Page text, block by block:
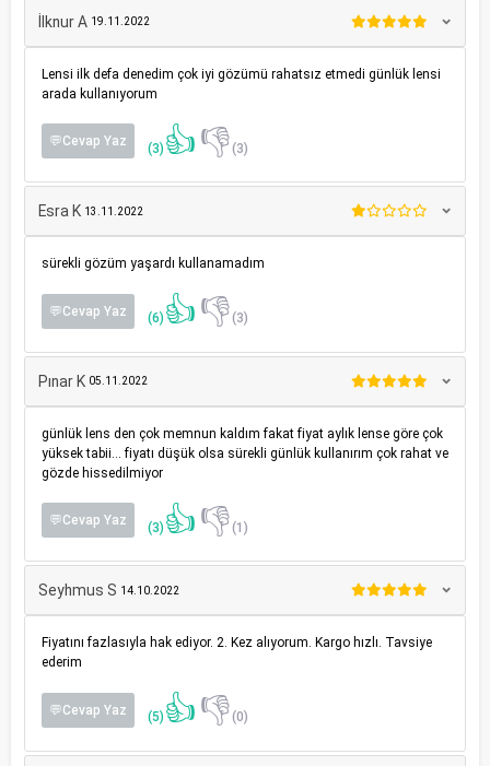
İlknur A 19.11.2022
Lensi ilk defa denedim çok iyi gözümü rahatsız etmedi günlük lensi
arada kullanıyorum
💬Cevap Yaz (3) 👍👎(3)
Esra K 13.11.2022
sürekli gözüm yaşardı kullanamadım
💬Cevap Yaz (6) 👍👎(3)
Pınar K 05.11.2022
günlük lens den çok memnun kaldım fakat fiyat aylık lense göre çok
yüksek tabii… fiyatı düşük olsa sürekli günlük kullanırım çok rahat ve
gözde hissedilmiyor
💬Cevap Yaz (3) 👍👎(1)
Seyhmus S 14.10.2022
Fiyatını fazlasıyla hak ediyor. 2. Kez alıyorum. Kargo hızlı. Tavsiye
ederim
💬Cevap Yaz (5) 👍👎(0)